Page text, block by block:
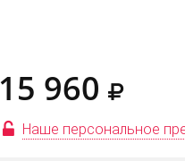
15 960
Наше персональное